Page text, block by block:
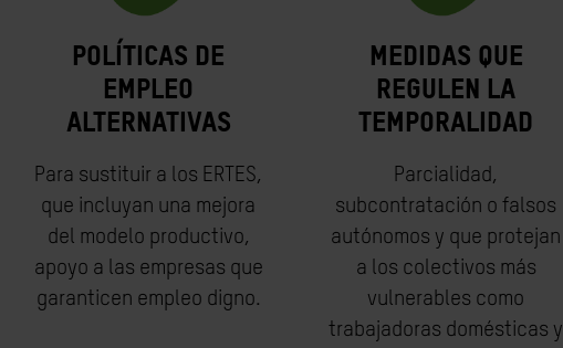
Políticas de
empleo
alternativas
Para sustituir a los ERTES,
que incluyan una mejora
del modelo productivo,
apoyo a las empresas que
garanticen empleo digno.
Medidas que
regulen la
temporalidad
Parcialidad,
subcontratación o falsos
autónomos y que protejan
a los colectivos más
vulnerables como
trabajadoras domésticas y